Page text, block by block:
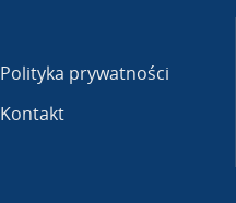
Polityka prywatności
Kontakt